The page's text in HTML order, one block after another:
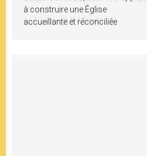
à construire une Église
accueillante et réconciliée